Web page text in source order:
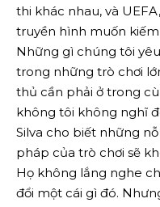
thi khác nhau, và
truyền hình muốn
Những gì chúng tôi
trong những trò chơi
thủ cần phải ở trong
không tôi không nghĩ
Silva cho biết những
pháp của trò chơi sẽ
Họ không lắng nghe
đổi một cái gì đó.